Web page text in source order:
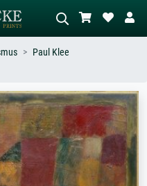
Sie die Szene – z.B. Grüne
Wiese, Abstrakt mit viel Rot, Dunkles
Ölgemälde, Stehender Akt neben einem
Baum.
Paul Klee